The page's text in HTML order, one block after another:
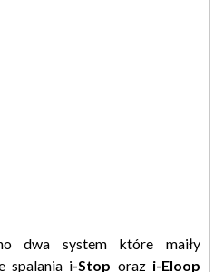
dwa system które maiły
spalania i-Stop oraz i-Eloop